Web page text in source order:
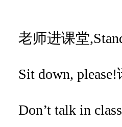
老师进课堂
Sit down, please!
Don’t talk in